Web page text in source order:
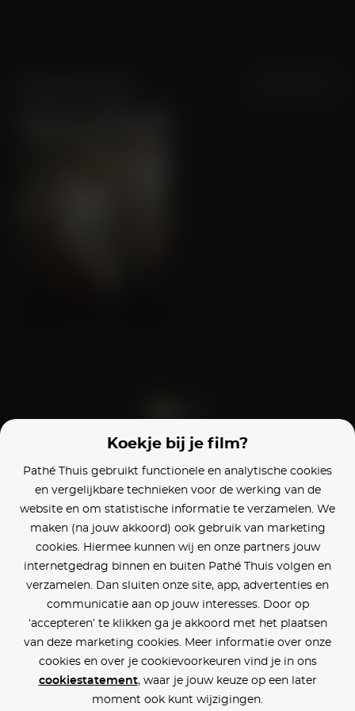
Koekje bij je film?
Pathé Thuis gebruikt functionele en analytische cookies
en vergelijkbare technieken voor de werking van de
website en om statistische informatie te verzamelen. We
maken (na jouw akkoord) ook gebruik van marketing
cookies. Hiermee kunnen wij en onze partners jouw
internetgedrag binnen en buiten Pathé Thuis volgen en
verzamelen. Dan sluiten onze site, app, advertenties en
communicatie aan op jouw interesses. Door op
‘accepteren’ te klikken ga je akkoord met het plaatsen
van deze marketing cookies. Meer informatie over onze
cookies en over je cookievoorkeuren vind je in ons
cookiestatement, waar je jouw keuze op een later
moment ook kunt wijzigingen.
Klantenservice
Betaalinstellingen
Cookie voorkeuren
Over Pathé Thuis
Bioscopen
CVD